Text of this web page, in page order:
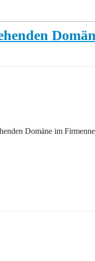
Domäne im